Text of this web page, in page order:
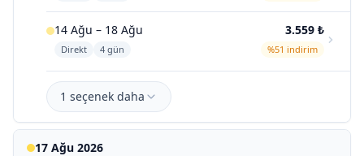
14 Ağu – 18 Ağu
Direkt 4 gün
3.559 ₺
%51 indirim
1 seçenek daha
17 Ağu 2026